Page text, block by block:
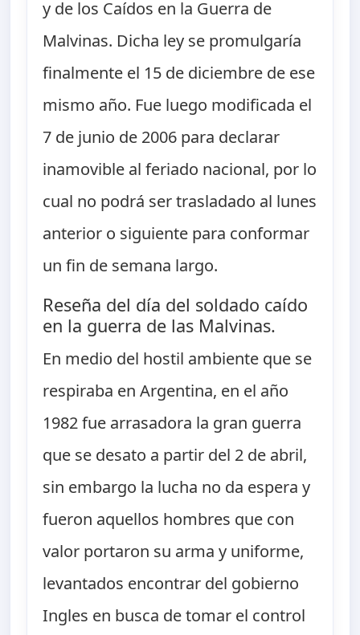
y de los Caídos en la Guerra de
Malvinas. Dicha ley se promulgaría
finalmente el 15 de diciembre de ese
mismo año. Fue luego modificada el
7 de junio de 2006 para declarar
inamovible al feriado nacional, por lo
cual no podrá ser trasladado al lunes
anterior o siguiente para conformar
un fin de semana largo.
Reseña del día del soldado caído
en la guerra de las Malvinas.
En medio del hostil ambiente que se
respiraba en Argentina, en el año
1982 fue arrasadora la gran guerra
que se desato a partir del 2 de abril,
sin embargo la lucha no da espera y
fueron aquellos hombres que con
valor portaron su arma y uniforme,
levantados encontrar del gobierno
Ingles en busca de tomar el control